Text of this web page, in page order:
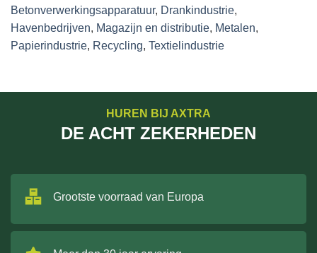
Betonverwerkingsapparatuur, Drankindustrie,
Havenbedrijven, Magazijn en distributie, Metalen,
Papierindustrie, Recycling, Textielindustrie
HUREN BIJ AXTRA
DE ACHT ZEKERHEDEN
Grootste voorraad van Europa